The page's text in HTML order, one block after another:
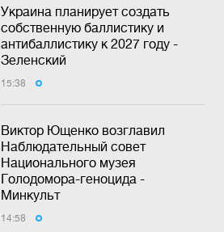
Украина планирует создать
собственную баллистику и
антибаллистику к 2027 году -
Зеленский
15:38
Виктор Ющенко возглавил
Наблюдательный совет
Национального музея
Голодомора-геноцида -
Минкульт
14:58